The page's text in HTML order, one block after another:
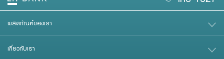
ผลิตภัณฑ์ของเรา
เกี่ยวกับเรา